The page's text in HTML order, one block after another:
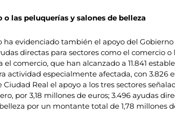
las peluquerías y salones de belleza
ha evidenciado también el apoyo del
directas para sectores como el comercio
el comercio, que han alcanzado a 11.841
actividad especialmente afectada, con
Real el apoyo a los tres sectores
por 3,18 millones de euros; 3.496 ayudas
por un montante total de 1,78 millones